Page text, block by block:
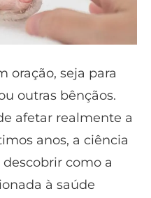
oração, seja para
outras bênçãos.
afetar realmente a
anos, a ciência
como a
à saúde